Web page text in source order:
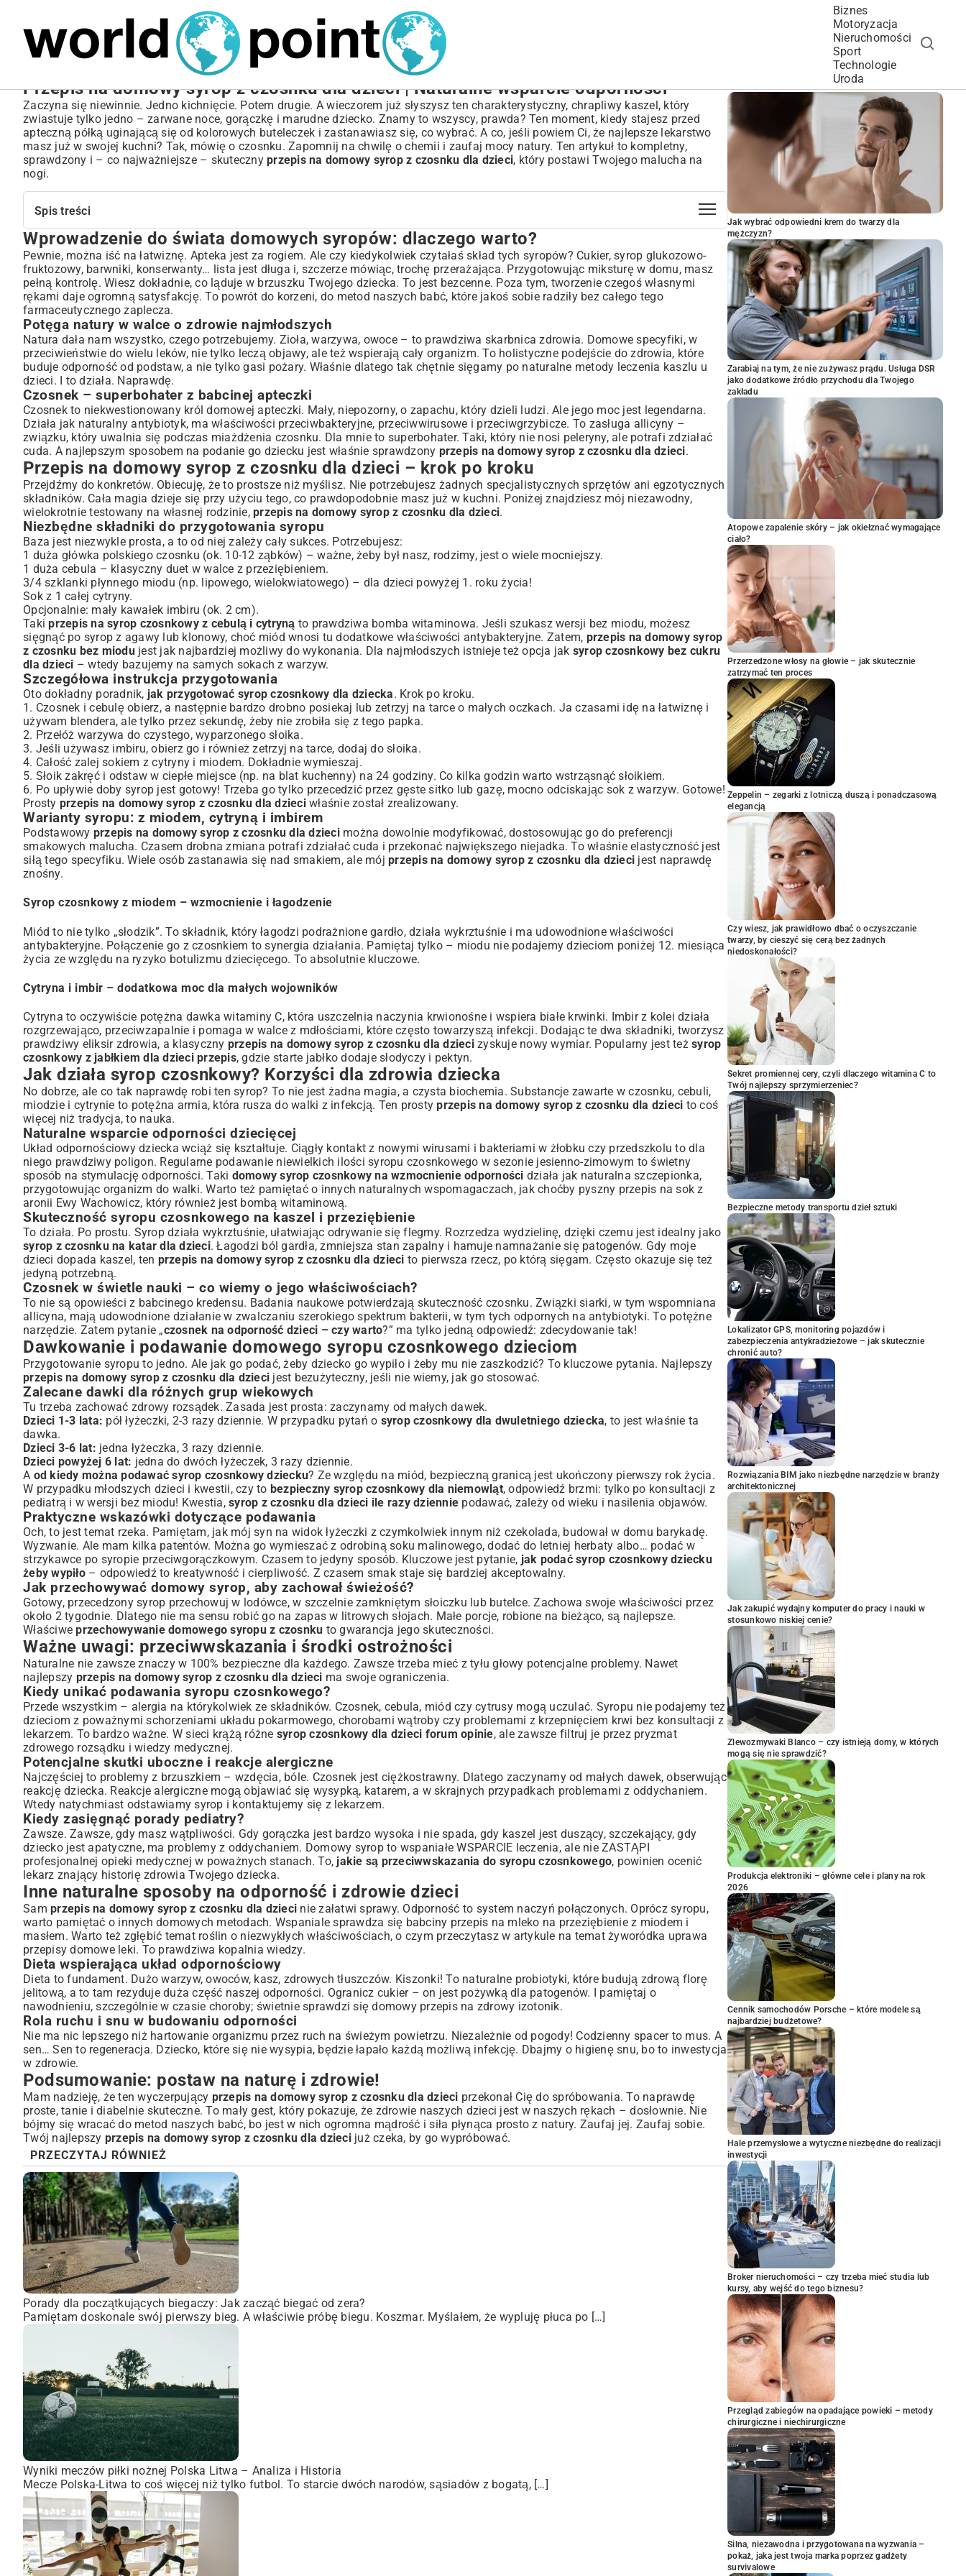
Biznes
Motoryzacja
Nieruchomości
Sport
Technologie
Uroda
Przepis na domowy syrop z czosnku dla dzieci | Naturalne wsparcie odporności
Zaczyna się niewinnie. Jedno kichnięcie. Potem drugie. A wieczorem już słyszysz ten charakterystyczny, chrapliwy kaszel, który
zwiastuje tylko jedno – zarwane noce, gorączkę i marudne dziecko. Znamy to wszyscy, prawda? Ten moment, kiedy stajesz przed
apteczną półką uginającą się od kolorowych buteleczek i zastanawiasz się, co wybrać. A co, jeśli powiem Ci, że najlepsze lekarstwo
masz już w swojej kuchni? Tak, mówię o czosnku. Zapomnij na chwilę o chemii i zaufaj mocy natury. Ten artykuł to kompletny,
sprawdzony i – co najważniejsze – skuteczny przepis na domowy syrop z czosnku dla dzieci, który postawi Twojego malucha na
nogi.
Spis treści
Wprowadzenie do świata domowych syropów: dlaczego warto?
Potęga natury w walce o zdrowie najmłodszych
Czosnek – superbohater z babcinej apteczki
Przepis na domowy syrop z czosnku dla dzieci – krok po kroku
Niezbędne składniki do przygotowania syropu
Szczegółowa instrukcja przygotowania
Warianty syropu: z miodem, cytryną i imbirem
Jak działa syrop czosnkowy? Korzyści dla zdrowia dziecka
Naturalne wsparcie odporności dziecięcej
Skuteczność syropu czosnkowego na kaszel i przeziębienie
Czosnek w świetle nauki – co wiemy o jego właściwościach?
Dawkowanie i podawanie domowego syropu czosnkowego dzieciom
Zalecane dawki dla różnych grup wiekowych
Praktyczne wskazówki dotyczące podawania
Jak przechowywać domowy syrop, aby zachował świeżość?
Ważne uwagi: przeciwwskazania i środki ostrożności
Kiedy unikać podawania syropu czosnkowego?
Potencjalne skutki uboczne i reakcje alergiczne
Kiedy zasięgnąć porady pediatry?
Inne naturalne sposoby na odporność i zdrowie dzieci
Dieta wspierająca układ odpornościowy
Rola ruchu i snu w budowaniu odporności
Podsumowanie: postaw na naturę i zdrowie!
Wprowadzenie do świata domowych syropów: dlaczego warto?
Pewnie, można iść na łatwiznę. Apteka jest za rogiem. Ale czy kiedykolwiek czytałaś skład tych syropów? Cukier, syrop glukozowo-
fruktozowy, barwniki, konserwanty… lista jest długa i, szczerze mówiąc, trochę przerażająca. Przygotowując miksturę w domu, masz
pełną kontrolę. Wiesz dokładnie, co ląduje w brzuszku Twojego dziecka. To jest bezcenne. Poza tym, tworzenie czegoś własnymi
rękami daje ogromną satysfakcję. To powrót do korzeni, do metod naszych babć, które jakoś sobie radziły bez całego tego
farmaceutycznego zaplecza.
Potęga natury w walce o zdrowie najmłodszych
Natura dała nam wszystko, czego potrzebujemy. Zioła, warzywa, owoce – to prawdziwa skarbnica zdrowia. Domowe specyfiki, w
przeciwieństwie do wielu leków, nie tylko leczą objawy, ale też wspierają cały organizm. To holistyczne podejście do zdrowia, które
buduje odporność od podstaw, a nie tylko gasi pożary. Właśnie dlatego tak chętnie sięgamy po naturalne metody leczenia kaszlu u
dzieci. I to działa. Naprawdę.
Czosnek – superbohater z babcinej apteczki
Czosnek to niekwestionowany król domowej apteczki. Mały, niepozorny, o zapachu, który dzieli ludzi. Ale jego moc jest legendarna.
Działa jak naturalny antybiotyk, ma właściwości przeciwbakteryjne, przeciwwirusowe i przeciwgrzybicze. To zasługa allicyny –
związku, który uwalnia się podczas miażdżenia czosnku. Dla mnie to superbohater. Taki, który nie nosi peleryny, ale potrafi zdziałać
cuda. A najlepszym sposobem na podanie go dziecku jest właśnie sprawdzony przepis na domowy syrop z czosnku dla dzieci.
Przepis na domowy syrop z czosnku dla dzieci – krok po kroku
Przejdźmy do konkretów. Obiecuję, że to prostsze niż myślisz. Nie potrzebujesz żadnych specjalistycznych sprzętów ani egzotycznych
składników. Cała magia dzieje się przy użyciu tego, co prawdopodobnie masz już w kuchni. Poniżej znajdziesz mój niezawodny,
wielokrotnie testowany na własnej rodzinie, przepis na domowy syrop z czosnku dla dzieci.
Niezbędne składniki do przygotowania syropu
Baza jest niezwykle prosta, a to od niej zależy cały sukces. Potrzebujesz:
1 duża główka polskiego czosnku (ok. 10-12 ząbków) – ważne, żeby był nasz, rodzimy, jest o wiele mocniejszy.
1 duża cebula – klasyczny duet w walce z przeziębieniem.
3/4 szklanki płynnego miodu (np. lipowego, wielokwiatowego) – dla dzieci powyżej 1. roku życia!
Sok z 1 całej cytryny.
Opcjonalnie: mały kawałek imbiru (ok. 2 cm).
Takiprzepis na syrop czosnkowy z cebulą i cytryną to prawdziwa bomba witaminowa. Jeśli szukasz wersji bez miodu, możesz
sięgnąć po syrop z agawy lub klonowy, choć miód wnosi tu dodatkowe właściwości antybakteryjne. Zatem, przepis na domowy syrop
z czosnku bez miodujest jak najbardziej możliwy do wykonania. Dla najmłodszych istnieje też opcja jak syrop czosnkowy bez cukru
dla dzieci – wtedy bazujemy na samych sokach z warzyw.
Szczegółowa instrukcja przygotowania
Oto dokładny poradnik, jak przygotować syrop czosnkowy dla dziecka. Krok po kroku.
1. Czosnek i cebulę obierz, a następnie bardzo drobno posiekaj lub zetrzyj na tarce o małych oczkach. Ja czasami idę na łatwiznę i
używam blendera, ale tylko przez sekundę, żeby nie zrobiła się z tego papka.
2. Przełóż warzywa do czystego, wyparzonego słoika.
3. Jeśli używasz imbiru, obierz go i również zetrzyj na tarce, dodaj do słoika.
4. Całość zalej sokiem z cytryny i miodem. Dokładnie wymieszaj.
5. Słoik zakręć i odstaw w ciepłe miejsce (np. na blat kuchenny) na 24 godziny. Co kilka godzin warto wstrząsnąć słoikiem.
6. Po upływie doby syrop jest gotowy! Trzeba go tylko przecedzić przez gęste sitko lub gazę, mocno odciskając sok z warzyw. Gotowe!
Prosty przepis na domowy syrop z czosnku dla dzieciwłaśnie został zrealizowany.
Warianty syropu: z miodem, cytryną i imbirem
Podstawowy przepis na domowy syrop z czosnku dla dziecimożna dowolnie modyfikować, dostosowując go do preferencji
smakowych malucha. Czasem drobna zmiana potrafi zdziałać cuda i przekonać największego niejadka. To właśnie elastyczność jest
siłą tego specyfiku. Wiele osób zastanawia się nad smakiem, ale mój przepis na domowy syrop z czosnku dla dzieci jest naprawdę
znośny.
Syrop czosnkowy z miodem – wzmocnienie i łagodzenie
Miód to nie tylko „słodzik”. To składnik, który łagodzi podrażnione gardło, działa wykrztuśnie i ma udowodnione właściwości
antybakteryjne. Połączenie go z czosnkiem to synergia działania. Pamiętaj tylko – miodu nie podajemy dzieciom poniżej 12. miesiąca
życia ze względu na ryzyko botulizmu dziecięcego. To absolutnie kluczowe.
Cytryna i imbir – dodatkowa moc dla małych wojowników
Cytryna to oczywiście potężna dawka witaminy C, która uszczelnia naczynia krwionośne i wspiera białe krwinki. Imbir z kolei działa
rozgrzewająco, przeciwzapalnie i pomaga w walce z mdłościami, które często towarzyszą infekcji. Dodając te dwa składniki, tworzysz
prawdziwy eliksir zdrowia, a klasyczny przepis na domowy syrop z czosnku dla dziecizyskuje nowy wymiar. Popularny jest też syrop
czosnkowy z jabłkiem dla dzieci przepis, gdzie starte jabłko dodaje słodyczy i pektyn.
Jak działa syrop czosnkowy? Korzyści dla zdrowia dziecka
No dobrze, ale co tak naprawdę robi ten syrop? To nie jest żadna magia, a czysta biochemia. Substancje zawarte w czosnku, cebuli,
miodzie i cytrynie to potężna armia, która rusza do walki z infekcją. Ten prostyprzepis na domowy syrop z czosnku dla dzieci to coś
więcej niż tradycja, to nauka.
Naturalne wsparcie odporności dziecięcej
Układ odpornościowy dziecka wciąż się kształtuje. Ciągły kontakt z nowymi wirusami i bakteriami w żłobku czy przedszkolu to dla
niego prawdziwy poligon. Regularne podawanie niewielkich ilości syropu czosnkowego w sezonie jesienno-zimowym to świetny
sposób na stymulację odporności. Taki domowy syrop czosnkowy na wzmocnienie odporności działa jak naturalna szczepionka,
przygotowując organizm do walki. Warto też pamiętać o innych naturalnych wspomagaczach, jak choćby pyszny przepis na sok z
aronii Ewy Wachowicz, który również jest bombą witaminową.
Skuteczność syropu czosnkowego na kaszel i przeziębienie
To działa. Po prostu. Syrop działa wykrztuśnie, ułatwiając odrywanie się flegmy. Rozrzedza wydzielinę, dzięki czemu jest idealny jako
syrop z czosnku na katar dla dzieci. Łagodzi ból gardła, zmniejsza stan zapalny i hamuje namnażanie się patogenów. Gdy moje
dzieci dopada kaszel, ten przepis na domowy syrop z czosnku dla dzieci to pierwsza rzecz, po którą sięgam. Często okazuje się też
jedyną potrzebną.
Czosnek w świetle nauki – co wiemy o jego właściwościach?
To nie są opowieści z babcinego kredensu. Badania naukowe potwierdzają skuteczność czosnku. Związki siarki, w tym wspomniana
allicyna, mają udowodnione działanie w zwalczaniu szerokiego spektrum bakterii, w tym tych odpornych na antybiotyki. To potężne
narzędzie. Zatem pytanie „czosnek na odporność dzieci – czy warto?” ma tylko jedną odpowiedź: zdecydowanie tak!
Dawkowanie i podawanie domowego syropu czosnkowego dzieciom
Przygotowanie syropu to jedno. Ale jak go podać, żeby dziecko go wypiło i żeby mu nie zaszkodzić? To kluczowe pytania. Najlepszy
przepis na domowy syrop z czosnku dla dzieci jest bezużyteczny, jeśli nie wiemy, jak go stosować.
Zalecane dawki dla różnych grup wiekowych
Tu trzeba zachować zdrowy rozsądek. Zasada jest prosta: zaczynamy od małych dawek.
Dzieci 1-3 lata: pół łyżeczki, 2-3 razy dziennie. W przypadku pytań o syrop czosnkowy dla dwuletniego dziecka, to jest właśnie ta
dawka.
Dzieci 3-6 lat: jedna łyżeczka, 3 razy dziennie.
Dzieci powyżej 6 lat: jedna do dwóch łyżeczek, 3 razy dziennie.
A od kiedy można podawać syrop czosnkowy dziecku? Ze względu na miód, bezpieczną granicą jest ukończony pierwszy rok życia.
W przypadku młodszych dzieci i kwestii, czy to bezpieczny syrop czosnkowy dla niemowląt, odpowiedź brzmi: tylko po konsultacji z
pediatrą i w wersji bez miodu! Kwestia, syrop z czosnku dla dzieci ile razy dziennie podawać, zależy od wieku i nasilenia objawów.
Praktyczne wskazówki dotyczące podawania
Och, to jest temat rzeka. Pamiętam, jak mój syn na widok łyżeczki z czymkolwiek innym niż czekolada, budował w domu barykadę.
Wyzwanie. Ale mam kilka patentów. Można go wymieszać z odrobiną soku malinowego, dodać do letniej herbaty albo… podać w
strzykawce po syropie przeciwgorączkowym. Czasem to jedyny sposób. Kluczowe jest pytanie, jak podać syrop czosnkowy dziecku
żeby wypiło– odpowiedź to kreatywność i cierpliwość. Z czasem smak staje się bardziej akceptowalny.
Jak przechowywać domowy syrop, aby zachował świeżość?
Gotowy, przecedzony syrop przechowuj w lodówce, w szczelnie zamkniętym słoiczku lub butelce. Zachowa swoje właściwości przez
około 2 tygodnie. Dlatego nie ma sensu robić go na zapas w litrowych słojach. Małe porcje, robione na bieżąco, są najlepsze.
Właściweprzechowywanie domowego syropu z czosnku to gwarancja jego skuteczności.
Ważne uwagi: przeciwwskazania i środki ostrożności
Naturalne nie zawsze znaczy w 100% bezpieczne dla każdego. Zawsze trzeba mieć z tyłu głowy potencjalne problemy. Nawet
najlepszy przepis na domowy syrop z czosnku dla dzieci ma swoje ograniczenia.
Kiedy unikać podawania syropu czosnkowego?
Przede wszystkim – alergia na którykolwiek ze składników. Czosnek, cebula, miód czy cytrusy mogą uczulać. Syropu nie podajemy też
dzieciom z poważnymi schorzeniami układu pokarmowego, chorobami wątroby czy problemami z krzepnięciem krwi bez konsultacji z
lekarzem. To bardzo ważne. W sieci krążą różne syrop czosnkowy dla dzieci forum opinie, ale zawsze filtruj je przez pryzmat
zdrowego rozsądku i wiedzy medycznej.
Potencjalne skutki uboczne i reakcje alergiczne
Najczęściej to problemy z brzuszkiem – wzdęcia, bóle. Czosnek jest ciężkostrawny. Dlatego zaczynamy od małych dawek, obserwując
reakcję dziecka. Reakcje alergiczne mogą objawiać się wysypką, katarem, a w skrajnych przypadkach problemami z oddychaniem.
Wtedy natychmiast odstawiamy syrop i kontaktujemy się z lekarzem.
Kiedy zasięgnąć porady pediatry?
Zawsze. Zawsze, gdy masz wątpliwości. Gdy gorączka jest bardzo wysoka i nie spada, gdy kaszel jest duszący, szczekający, gdy
dziecko jest apatyczne, ma problemy z oddychaniem. Domowy syrop to wspaniałe WSPARCIE leczenia, ale nie ZASTĄPI
profesjonalnej opieki medycznej w poważnych stanach. To, jakie są przeciwwskazania do syropu czosnkowego, powinien ocenić
lekarz znający historię zdrowia Twojego dziecka.
Inne naturalne sposoby na odporność i zdrowie dzieci
Sam przepis na domowy syrop z czosnku dla dzieci nie załatwi sprawy. Odporność to system naczyń połączonych. Oprócz syropu,
warto pamiętać o innych domowych metodach. Wspaniale sprawdza się babciny przepis na mleko na przeziębieniez miodem i
masłem. Warto też zgłębić temat roślin o niezwykłych właściwościach, o czym przeczytasz w artykule na temat żyworódka uprawa
przepisy domowe leki. To prawdziwa kopalnia wiedzy.
Dieta wspierająca układ odpornościowy
Dieta to fundament. Dużo warzyw, owoców, kasz, zdrowych tłuszczów. Kiszonki! To naturalne probiotyki, które budują zdrową florę
jelitową, a to tam rezyduje duża część naszej odporności. Ogranicz cukier – on jest pożywką dla patogenów. I pamiętaj o
nawodnieniu, szczególnie w czasie choroby; świetnie sprawdzi siędomowy przepis na zdrowy izotonik.
Rola ruchu i snu w budowaniu odporności
Nie ma nic lepszego niż hartowanie organizmu przez ruch na świeżym powietrzu. Niezależnie od pogody! Codzienny spacer to mus. A
sen… Sen to regeneracja. Dziecko, które się nie wysypia, będzie łapało każdą możliwą infekcję. Dbajmy o higienę snu, bo to inwestycja
w zdrowie.
Podsumowanie: postaw na naturę i zdrowie!
Mam nadzieję, że ten wyczerpujący przepis na domowy syrop z czosnku dla dzieci przekonał Cię do spróbowania. To naprawdę
proste, tanie i diabelnie skuteczne. To mały gest, który pokazuje, że zdrowie naszych dzieci jest w naszych rękach – dosłownie. Nie
bójmy się wracać do metod naszych babć, bo jest w nich ogromna mądrość i siła płynąca prosto z natury. Zaufaj jej. Zaufaj sobie.
Twój najlepszy przepis na domowy syrop z czosnku dla dziecijuż czeka, by go wypróbować.
PRZECZYTAJ RÓWNIEŻ
Porady dla początkujących biegaczy: Jak zacząć biegać od zera?
Pamiętam doskonale swój pierwszy bieg. A właściwie próbę biegu. Koszmar. Myślałem, że wypluję płuca po […]
Wyniki meczów piłki nożnej Polska Litwa – Analiza i Historia
Mecze Polska-Litwa to coś więcej niż tylko futbol. To starcie dwóch narodów, sąsiadów z bogatą, […]
POPULARNE ARTYKUŁY
Jak wybrać odpowiedni krem do twarzy dla
mężczyzn?
Zarabiaj na tym, że nie zużywasz prądu. Usługa DSR
jako dodatkowe źródło przychodu dla Twojego
zakładu
Atopowe zapalenie skóry – jak okiełznać wymagające
ciało?
Przerzedzone włosy na głowie – jak skutecznie
zatrzymać ten proces
Zeppelin – zegarki z lotniczą duszą i ponadczasową
elegancją
Czy wiesz, jak prawidłowo dbać o oczyszczanie
twarzy, by cieszyć się cerą bez żadnych
niedoskonałości?
Sekret promiennej cery, czyli dlaczego witamina C to
Twój najlepszy sprzymierzeniec?
Bezpieczne metody transportu dzieł sztuki
Lokalizator GPS, monitoring pojazdów i
zabezpieczenia antykradzieżowe – jak skutecznie
chronić auto?
Rozwiązania BIM jako niezbędne narzędzie w branży
architektonicznej
Jak zakupić wydajny komputer do pracy i nauki w
stosunkowo niskiej cenie?
Zlewozmywaki Blanco – czy istnieją domy, w których
mogą się nie sprawdzić?
Produkcja elektroniki – główne cele i plany na rok
2026
Cennik samochodów Porsche – które modele są
najbardziej budżetowe?
Hale przemysłowe a wytyczne niezbędne do realizacji
inwestycji
Broker nieruchomości – czy trzeba mieć studia lub
kursy, aby wejść do tego biznesu?
Przegląd zabiegów na opadające powieki – metody
chirurgiczne i niechirurgiczne
Silna, niezawodna i przygotowana na wyzwania –
pokaż, jaka jest twoja marka poprzez gadżety
survivalowe